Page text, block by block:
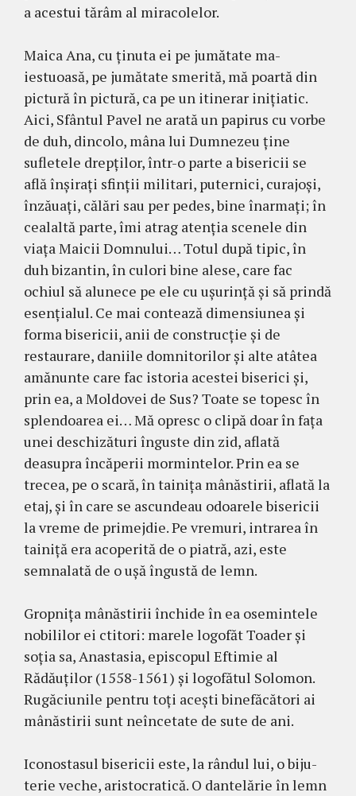
a acestui tărâm al miracolelor.
Maica Ana, cu ținuta ei pe jumătate ma­
iestuoasă, pe jumătate smerită, mă poar­­tă din
pictură în pictură, ca pe un itinerar inițiatic.
Aici, Sfântul Pavel ne arată un papirus cu vorbe
de duh, dincolo, mâna lui Dumnezeu ține
sufletele drep­ților, într-o parte a bisericii se
află înșirați sfinții militari, puternici, curajoși,
în­zăuați, călări sau per pedes, bine înarmați; în
cealaltă parte, îmi atrag atenția scenele din
viața Maicii Domnului… Totul după tipic, în
duh bizantin, în culori bine alese, care fac
ochiul să alunece pe ele cu ușu­rință și să prindă
esențialul. Ce mai con­tează dimen­siu­nea și
forma bisericii, anii de construc­ție și de
restaurare, daniile dom­nitorilor și alte atâtea
amănunte care fac istoria aces­tei biserici și,
prin ea, a Moldovei de Sus? Toate se topesc în
splen­­doarea ei… Mă o­presc o clipă doar în fața
unei deschizături înguste din zid, aflată
deasupra încăperii mormintelor. Prin ea se
trecea, pe o scară, în tainița mâ­năstirii, aflată la
etaj, și în care se ascun­deau odoarele bisericii
la vreme de pri­mejdie. Pe vremuri, intrarea în
tainiță era acoperită de o piatră, azi, este
semnalată de o ușă îngustă de lemn.
Gropnița mânăstirii închide în ea osemintele
nobililor ei ctitori: marele logofăt Toader și
soția sa, Anastasia, episcopul Eftimie al
Rădăuților (1558-1561) și logofătul Solomon.
Rugăciunile pen­tru toți acești binefăcători ai
mânăstirii sunt neîn­cetate de sute de ani.
Iconostasul bisericii este, la rândul lui, o biju­
terie veche, aristocratică. O dantelărie în lemn